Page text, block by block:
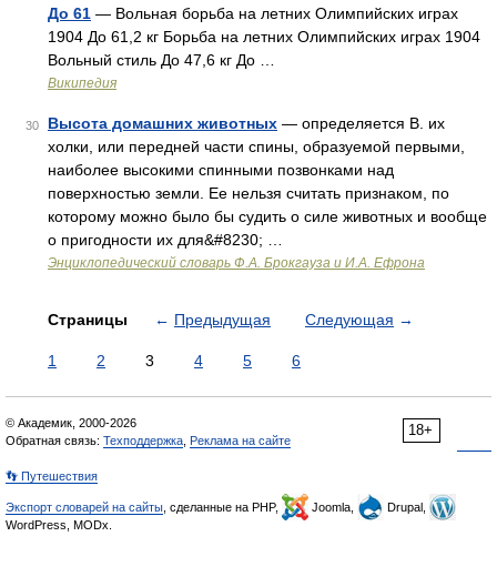
До 61 — Вольная борьба на летних Олимпийских играх
1904 До 61,2 кг Борьба на летних Олимпийских играх 1904
Вольный стиль До 47,6 кг До …
Википедия
30 Высота домашних животных — определяется В. их
холки, или передней части спины, образуемой первыми,
наиболее высокими спинными позвонками над
поверхностью земли. Ее нельзя считать признаком, по
которому можно было бы судить о силе животных и вообще
о пригодности их для&#8230; …
Энциклопедический словарь Ф.А. Брокгауза и И.А. Ефрона
Страницы ← Предыдущая Следующая →
1 2 3 4 5 6
18+
© Академик, 2000-2026
Обратная связь: Техподдержка Реклама на сайте
👣 Путешествия
Экспорт словарей на сайты , сделанные на PHP, Joomla,
Drupal,
WordPress, MODx.